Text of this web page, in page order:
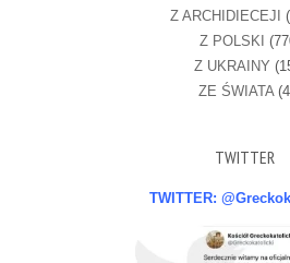
Z ARCHIDIECEJI
Z POLSKI
Z UKRAINY
ZE ŚWIATA
TWITTER
TWITTER: